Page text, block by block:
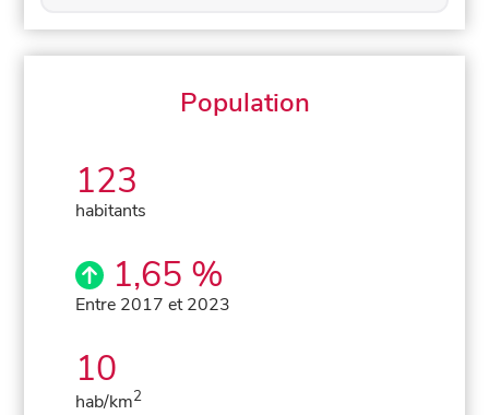
Population
123
habitants
1,65 %
Entre 2017 et 2023
10
hab/km2